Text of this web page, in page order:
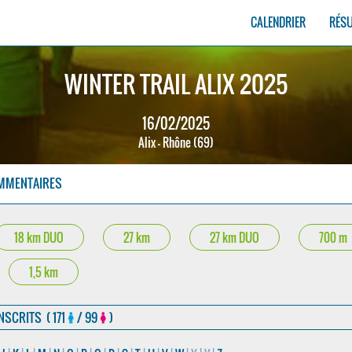
CALENDRIER
WINTER TRAIL ALIX 2025
16/02/2025
Alix - Rhône (69)
18 km DUO 27 km 27 km DUO
700 m
1,5 km
( 171 / 99 )